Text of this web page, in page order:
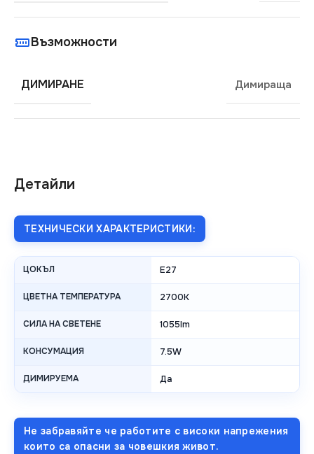
Детайли
ТЕХНИЧЕСКИ ХАРАКТЕРИСТИКИ:
ЦОКЪЛ E27
ЦВЕТНА ТЕМПЕРАТУРА 2700K
СИЛА НА СВЕТЕНЕ 1055lm
КОНСУМАЦИЯ 7.5W
ДИМИРУЕМА Да
Не забравяйте че работите с високи напрежения
които са опасни за човешкия живот.
Възможности
ДИМИРАНЕ Димираща